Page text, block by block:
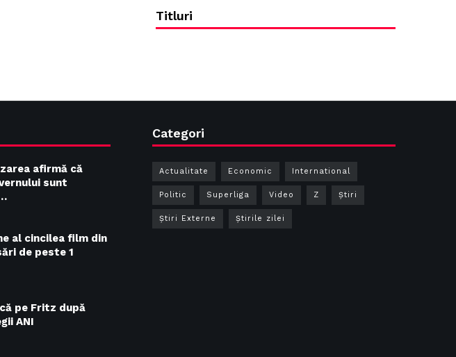
Titluri
afirmă că
sunt
al cincilea film din
de peste 1
pe Fritz după
ANI
Categori
Actualitate Economic International
Politic Superliga Video Z Ştiri
Știri Externe Știrile zilei